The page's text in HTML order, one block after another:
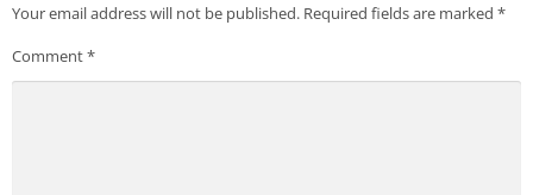
Your email address will not be published. Required fields are marked *
Comment*